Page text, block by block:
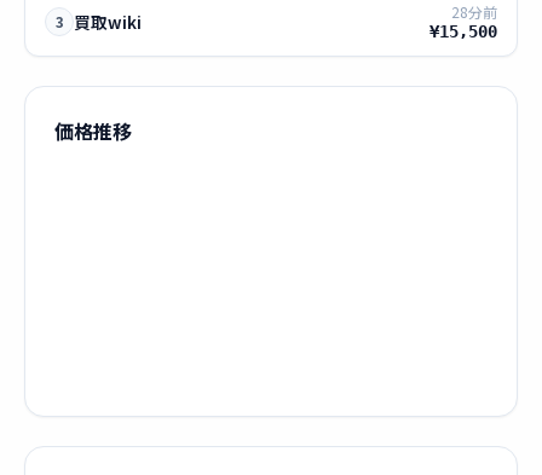
3 買取wiki 28分前
¥15,500
価格推移